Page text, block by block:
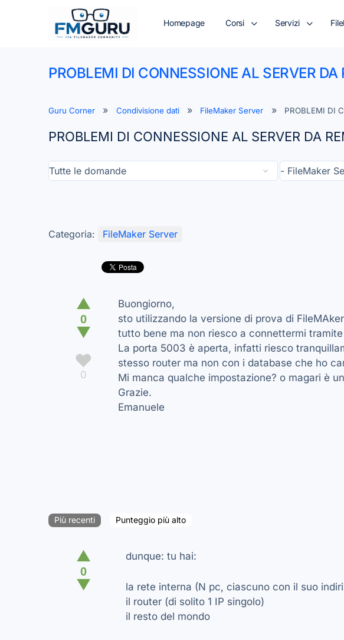
Homepage Corsi Servizi
PROBLEMI DI CONNESSIONE AL SERVER DA
Guru Corner Condivisione dati FileMaker Server PROBLEMI DI
PROBLEMI DI CONNESSIONE AL SERVER DA
Categoria: FileMaker Server
▲
0
▼
♥
0
Buongiorno,
sto utilizzando la versione di prova di
tutto bene ma non riesco a connettermi tramite
La porta 5003 è aperta, infatti riesco
stesso router ma non con i database che ho
Mi manca qualche impostazione? o magari è
Grazie.
Emanuele
Più recenti Punteggio più alto
▲
0
▼
dunque: tu hai:
la rete interna (N pc, ciascuno con il suo
il router (di solito 1 IP singolo)
il resto del mondo